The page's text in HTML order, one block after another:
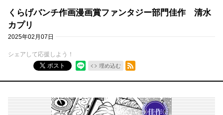
くらげバンチ作画漫画賞ファンタジー部門佳作 清水
カプリ
2025年02月07日
シェアして応援しよう！
ポスト
埋め込む
RSSフィード